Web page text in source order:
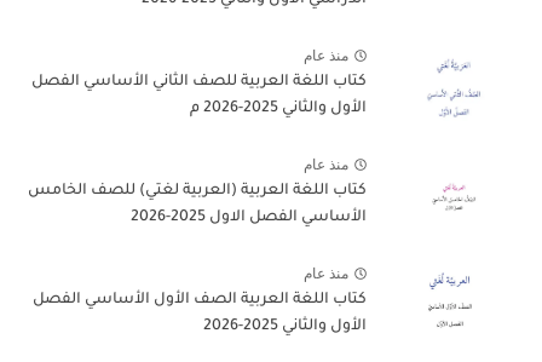
منذ عام
كتاب اللغة العربية للصف الثاني الأساسي الفصل
الأول والثاني 2025-2026 م
منذ عام
كتاب اللغة العربية (العربية لغتي) للصف الخامس
الأساسي الفصل الاول 2025-2026
منذ عام
كتاب اللغة العربية الصف الأول الأساسي الفصل
الأول والثاني 2025-2026